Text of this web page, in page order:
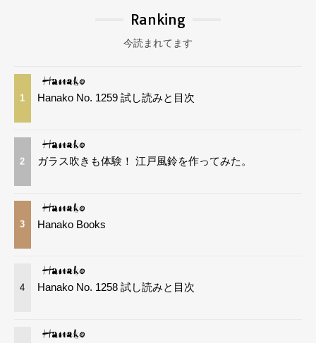
Ranking
今読まれてます
1 Hanako No. 1259 試し読みと目次
2 ガラス吹きも体験！ 江戸風鈴を作ってみた。
3 Hanako Books
4 Hanako No. 1258 試し読みと目次